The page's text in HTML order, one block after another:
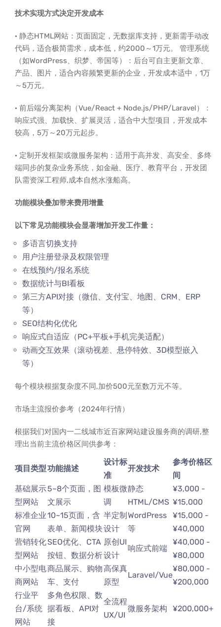
技术实现方式决定开发成本
· 静态HTML网站：页面固定，无数据库支持，更新需手动改
代码，适合极简需求，成本低，约2000～1万元。 管理系统
（如WordPress、织梦、帝国等）：后台可自主更新文章、
产品、图片，适合内容频繁更新的企业，开发成本适中，1万
～5万元。
· 前后端分离架构（Vue/React + Node.js/PHP/Laravel）：
响应式强、加载快、扩展灵活，适合中大型项目，开发成本
较高，5万～20万元起步。
· 定制开发框架或微服务架构：适用于高并发、高安全、多终
端同步的复杂业务系统，如金融、医疗、教育平台，开发团
队需资深工程师,成本自然水涨船高。
功能模块叠加带来费用增量
以下常见功能模块会显著增加开发工作量：
多语言切换支持
用户注册登录及权限管理
在线预约/报名系统
数据统计与BI看板
第三方API对接（微信、支付宝、地图、CRM、ERP
等）
SEO结构化优化
响应式自适应（PC+平板+手机完美适配）
动画交互效果（滚动视差、悬停特效、3D模型嵌入
等）
每个模块根据复杂度不同,加价500元至数万元不等。
市场主流报价参考（2024年行情）
根据我们对国内一二线城市近百家网站建设服务商的调研,整
理出当前主流价格区间供参考：
项目类型功能描述
设计标
准
开发技术
参考价格区
间
基础展示
型网站
5~8个页面，图
文展示
模板微
调
静态
HTML/CMS
¥3,000 -
¥15,000
标准企业
官网
10~15页面，含
表单、新闻模块
半定制
设计
WordPress
等
¥15,000 -
¥40,000
营销转化
型网站
SEO优化、CTA
按钮、数据分析
原创UI
设计
响应式前端
¥40,000 -
¥80,000
中小型电
商网站
商品展示、购物
车、支付
高保真
原型
Laravel/Vue
¥80,000 -
¥200,000
行业平
台/系统
网站
多角色权限、数
据看板、API对
接
全流程
UX/UI
微服务架构 ¥200,000+